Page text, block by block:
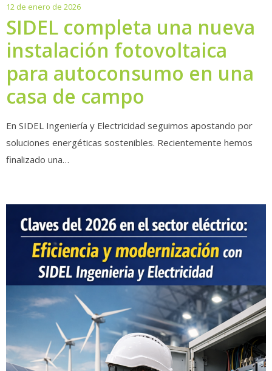
12 de enero de 202612
enero
de
2026
SIDEL completa una nueva
instalación fotovoltaica
para autoconsumo en una
casa de campo
En SIDEL Ingeniería y Electricidad seguimos apostando por
soluciones energéticas sostenibles. Recientemente hemos
finalizado una…